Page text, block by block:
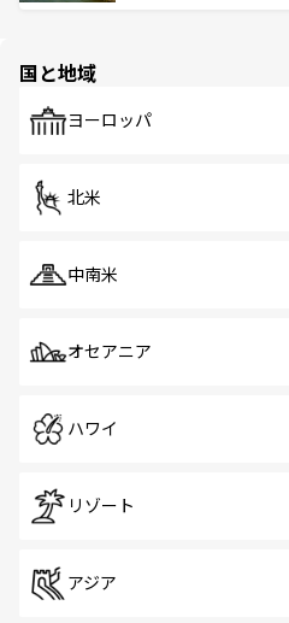
で、ホーカーズは地元の
国と地域
ヨーロッパ
北米
中南米
オセアニア
ハワイ
リゾート
アジア